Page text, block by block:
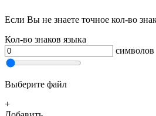
Если Вы не знаете точное кол-во
Кол-во знаков языка
символов
Выберите файл
+